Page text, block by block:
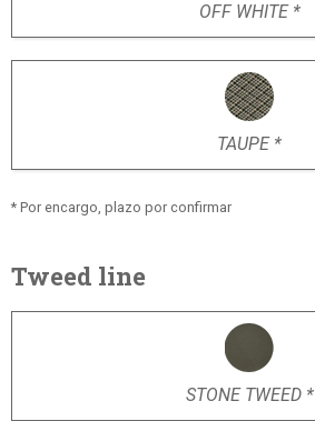
OFF WHITE *
TAUPE *
* Por encargo, plazo por confirmar
Tweed line
STONE TWEED *